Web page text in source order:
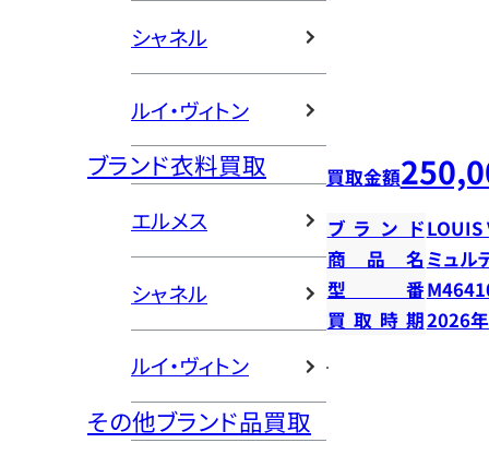
シャネル
ルイ・ヴィトン
ブランド衣料買取
エルメス
シャネル
ルイ・ヴィトン
その他ブランド品買取
買取金額
ブランドLOUIS
商品名 ミュル
型番
買取時期2026